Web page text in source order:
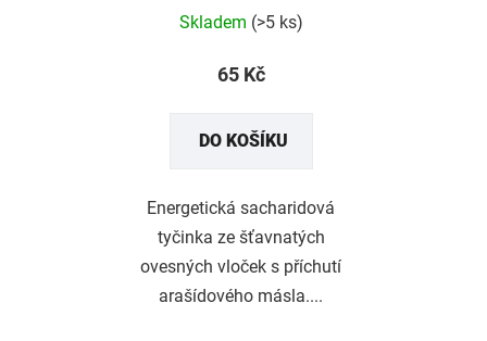
Skladem (>5 ks)
65 Kč
DO KOŠÍKU
Energetická sacharidová
tyčinka ze šťavnatých
ovesných vloček s příchutí
arašídového másla....